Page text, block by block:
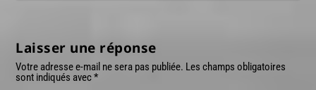
Laisser une réponse
Votre adresse e-mail ne sera pas publiée. Les champs obligatoires
sont indiqués avec*